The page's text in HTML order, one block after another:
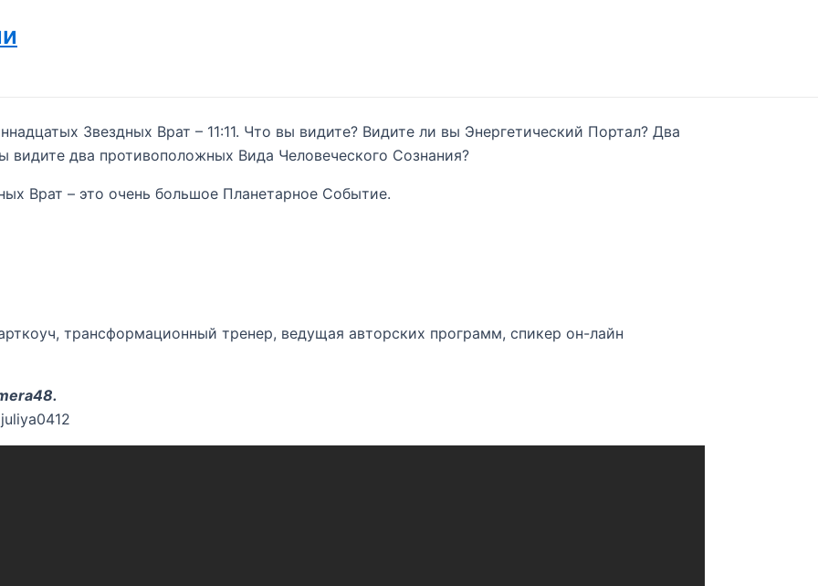
Звездных Врат – 11:11. Что вы видите? Видите ли вы Энергетический Портал? Два
два противоположных Вида Человеческого Сознания?
Врат – это очень большое Планетарное Событие.
трансформационный тренер, ведущая авторских программ, спикер он-лайн
.